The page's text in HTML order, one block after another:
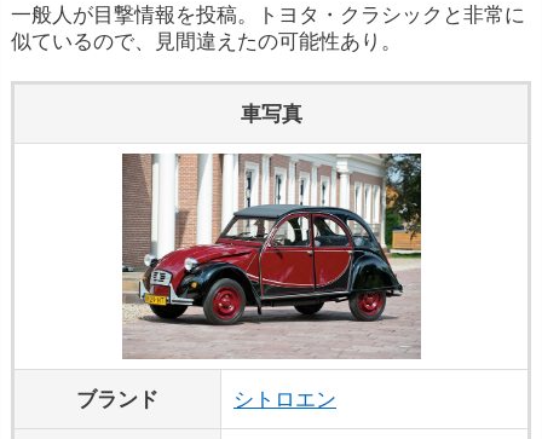
一般人が目撃情報を投稿。トヨタ・クラシックと非常に
似ているので、見間違えたの可能性あり。
車写真
ブランド シトロエン